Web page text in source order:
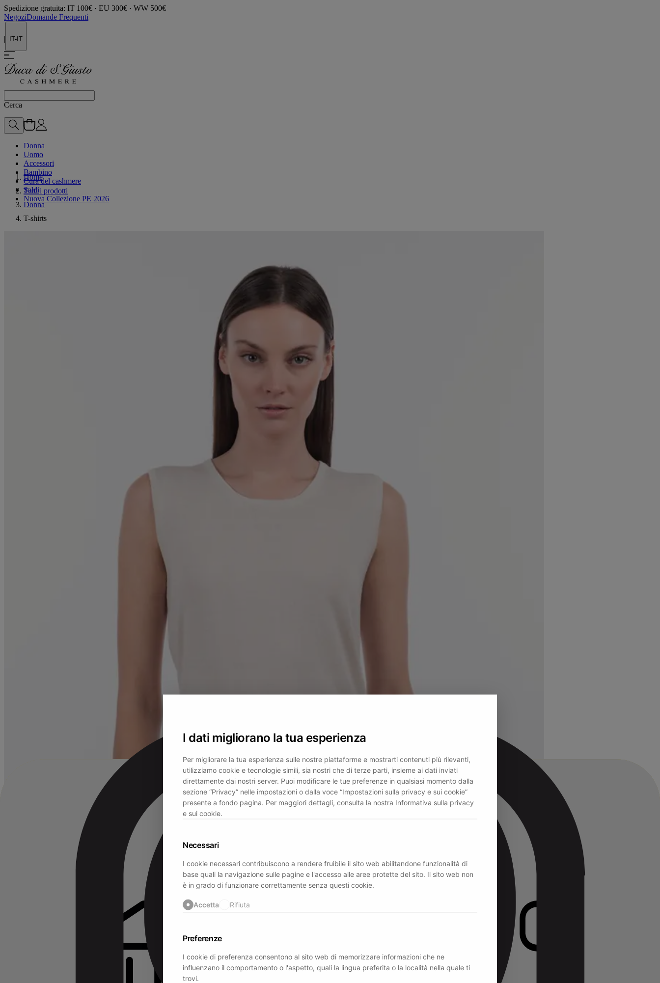
I dati migliorano la tua esperienza
Per migliorare la tua esperienza sulle nostre piattaforme e mostrarti contenuti più rilevanti,
utilizziamo cookie e tecnologie simili, sia nostri che di terze parti, insieme ai dati inviati
direttamente dai nostri server. Puoi modificare le tue preferenze in qualsiasi momento dalla
sezione “Privacy” nelle impostazioni o dalla voce “Impostazioni sulla privacy e sui cookie”
presente a fondo pagina. Per maggiori dettagli, consulta la nostra Informativa sulla privacy
e sui cookie.
Necessari
I cookie necessari contribuiscono a rendere fruibile il sito web abilitandone funzionalità di
base quali la navigazione sulle pagine e l'accesso alle aree protette del sito. Il sito web non
è in grado di funzionare correttamente senza questi cookie.
Accetta Rifiuta
Preferenze
I cookie di preferenza consentono al sito web di memorizzare informazioni che ne
influenzano il comportamento o l'aspetto, quali la lingua preferita o la località nella quale ti
trovi.
Spedizione gratuita: IT 100€ · EU 300€ · WW 500€
NegoziDomande Frequenti
| IT-IT
Cerca
Donna
Uomo
Accessori
Bambino
Cura del cashmere
Saldi
Nuova Collezione PE 2026
Home
Tutti i prodotti
Donna
T-shirts